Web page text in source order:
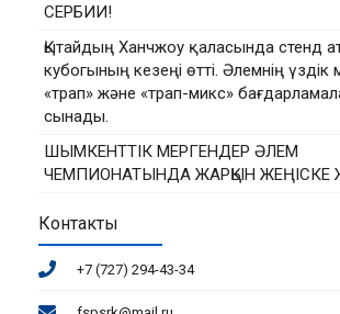
СЕРБИИ!
Қытайдың Ханчжоу қаласында стенд
кубогының кезеңі өтті. Әлемнің үздік
«трап» және «трап-микс»
сынады.
ШЫМКЕНТТІК МЕРГЕНДЕР ӘЛЕМ
ЧЕМПИОНАТЫНДА ЖАРҚЫН ЖЕҢІСКЕ
Контакты
+7 (727) 294-43-34